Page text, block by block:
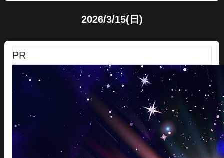
2026/3/15(日)
PR